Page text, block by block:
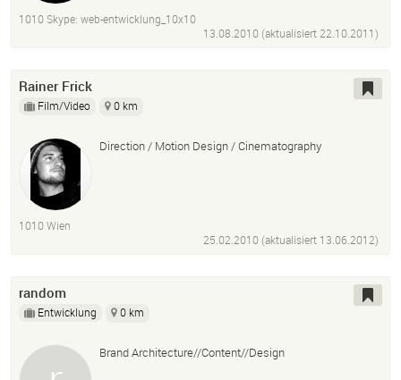
1010 Skype: web-entwicklung_10x10
13.08.2010 (aktualisiert22.10.2011)
Rainer Frick
Film/Video 0 km
Direction / Motion Design / Cinematography
1010 Wien
25.02.2010 (aktualisiert 13.06.2012)
random
Entwicklung 0 km
Brand Architecture//Content//Design